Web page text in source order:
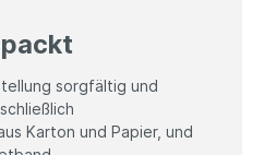
sorgfältig und
Karton und Papier, und